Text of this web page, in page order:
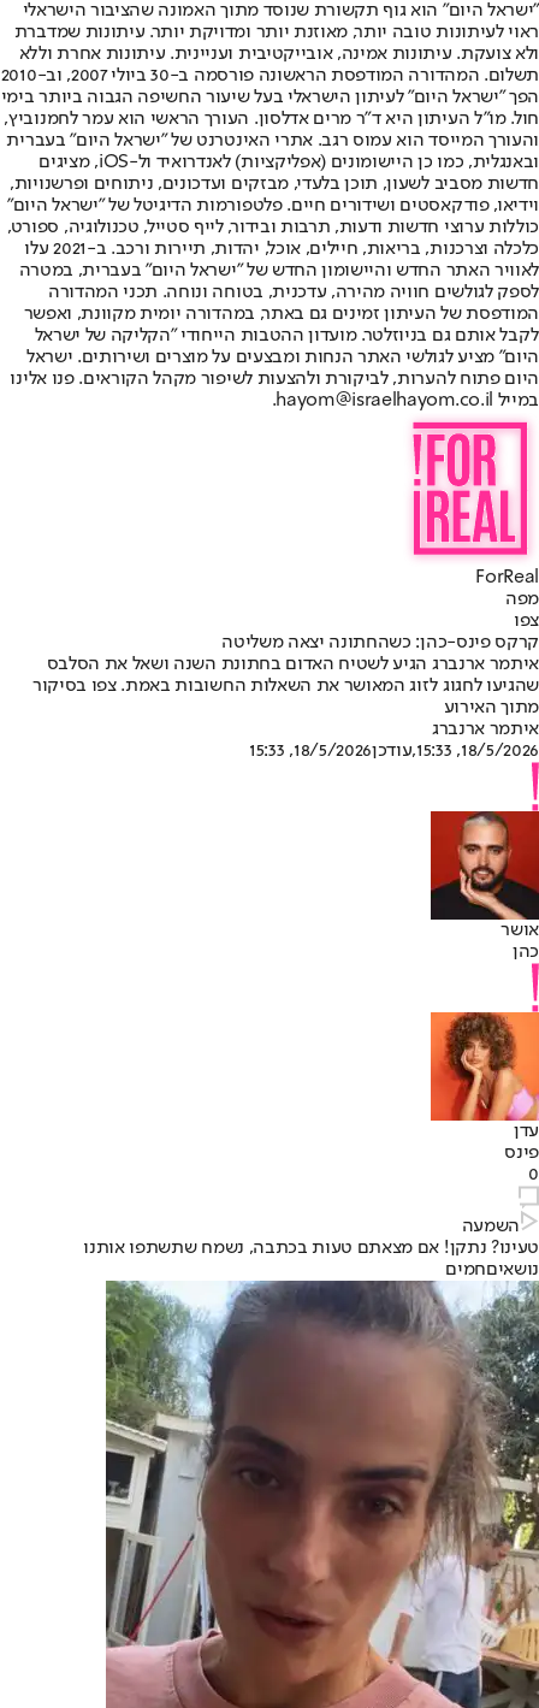
"ישראל היום" הוא גוף תקשורת שנוסד מתוך האמונה שהציבור הישראלי
ראוי לעיתונות טובה יותר, מאוזנת יותר ומדויקת יותר. עיתונות שמדברת
ולא צועקת. עיתונות אמינה, אובייקטיבית ועניינית. עיתונות אחרת וללא
תשלום. המהדורה המודפסת הראשונה פורסמה ב-30 ביולי 2007, וב-2010
הפך "ישראל היום" לעיתון הישראלי בעל שיעור החשיפה הגבוה ביותר בימי
חול. מו"ל העיתון היא ד"ר מרים אדלסון. העורך הראשי הוא עמר לחמנוביץ,
והעורך המייסד הוא עמוס רגב. אתרי האינטרנט של "ישראל היום" בעברית
ובאנגלית, כמו כן היישומונים (אפליקציות) לאנדרואיד ול-iOS, מציגים
חדשות מסביב לשעון, תוכן בלעדי, מבזקים ועדכונים, ניתוחים ופרשנויות,
וידיאו, פודקאסטים ושידורים חיים. פלטפורמות הדיגיטל של "ישראל היום"
כוללות ערוצי חדשות ודעות, תרבות ובידור, לייף סטייל, טכנולוגיה, ספורט,
כלכלה וצרכנות, בריאות, חיילים, אוכל, יהדות, תיירות ורכב. ב-2021 עלו
לאוויר האתר החדש והיישומון החדש של "ישראל היום" בעברית, במטרה
לספק לגולשים חוויה מהירה, עדכנית, בטוחה ונוחה. תכני המהדורה
המודפסת של העיתון זמינים גם באתר, במהדורה יומית מקוונת, ואפשר
לקבל אותם גם בניוזלטר. מועדון ההטבות הייחודי "הקליקה של ישראל
היום" מציע לגולשי האתר הנחות ומבצעים על מוצרים ושירותים. ישראל
היום פתוח להערות, לביקורת ולהצעות לשיפור מקהל הקוראים. פנו אלינו
במייל hayom@israelhayom.co.il.
ForReal
מפה
צפו
קרקס פינס-כהן: כשהחתונה יצאה משליטה
איתמר ארנברג הגיע לשטיח האדום בחתונת השנה ושאל את הסלבס
שהגיעו לחגוג לזוג המאושר את השאלות החשובות באמת. צפו בסיקור
מתוך האירוע
איתמר ארנברג
18/5/2026, 15:33
,עודכן18/5/2026, 15:33
אושר
כהן
עדן
פינס
0
השמעה
טעינו? נתקן! אם מצאתם טעות בכתבה, נשמח שתשתפו אותנו
נושאיםחמים